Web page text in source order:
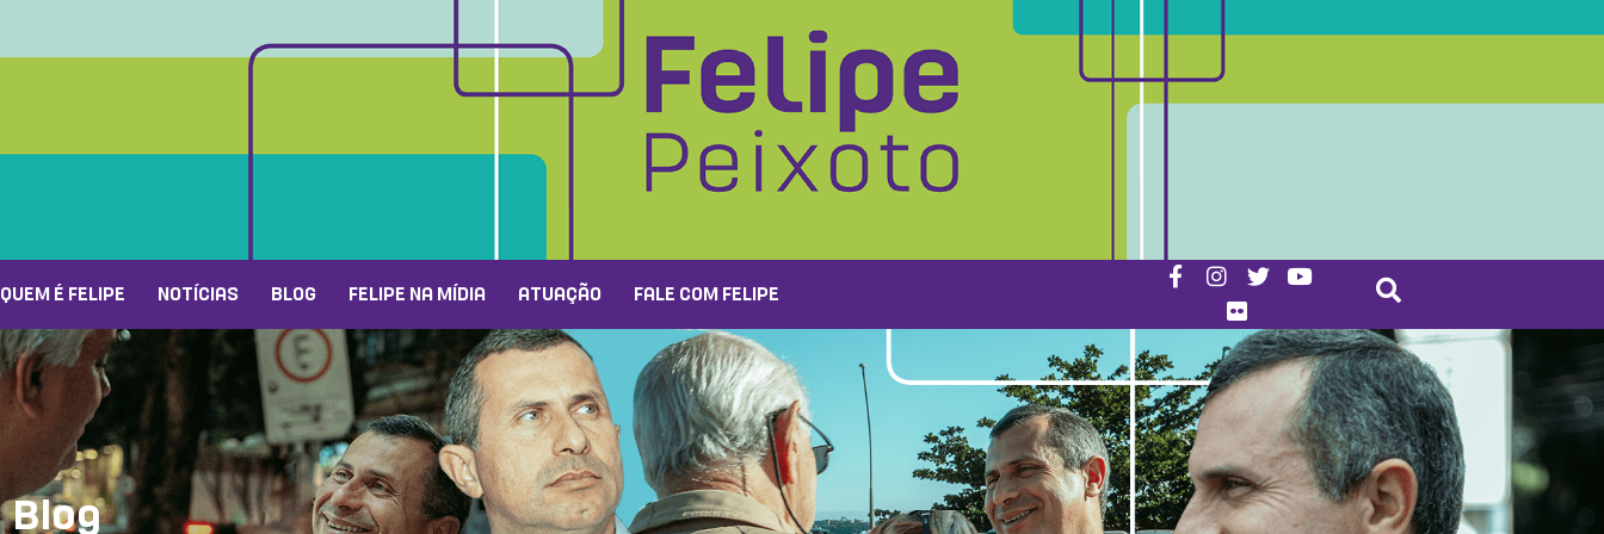
QUEM É FELIPE NOTÍCIAS BLOG FELIPE NA MÍDIA ATUAÇÃO FALE COM FELIPE
Blog